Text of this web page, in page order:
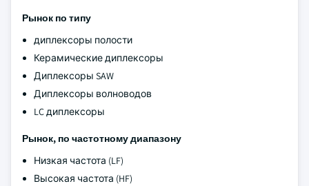
Рынок по типу
диплексоры полости
Керамические диплексоры
Диплексоры SAW
Диплексоры волноводов
LC диплексоры
Рынок, по частотному диапазону
Низкая частота (LF)
Высокая частота (HF)